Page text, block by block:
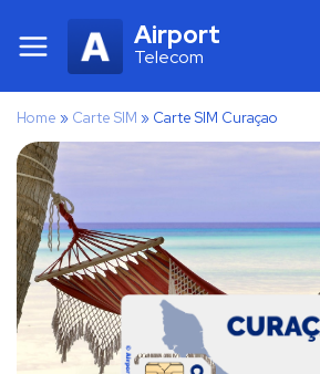
Airport
Telecom
Home » Carte SIM » Carte SIM Curaçao